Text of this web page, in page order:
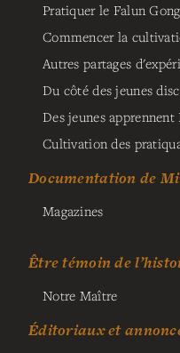
Pratiquer le Falun Gong
Commencer la
Autres partages
Du côté des jeunes
Des jeunes apprennent
Cultivation des
Documentation de
Magazines
Être témoin de
Notre Maître
Éditoriaux et